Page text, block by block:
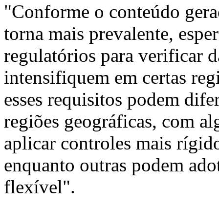
"Conforme o conteúdo
torna mais prevalente,
regulatórios para verificar
intensifiquem em certas
esses requisitos podem
regiões geográficas, com
aplicar controles mais
enquanto outras podem
flexível".